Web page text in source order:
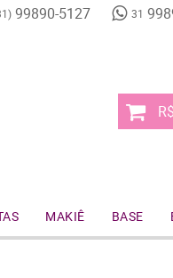
99890-5127 31
MAKIÊ BASE